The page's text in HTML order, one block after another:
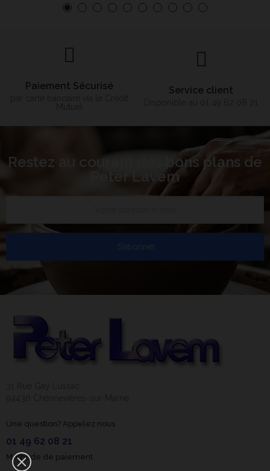
Paiement Sécurisé Service client
Restez au courant des bons plans de
Peter Lavem
S’abonner
Une question? Appelez nous
01 49 62 08 21
Méthode de paiement